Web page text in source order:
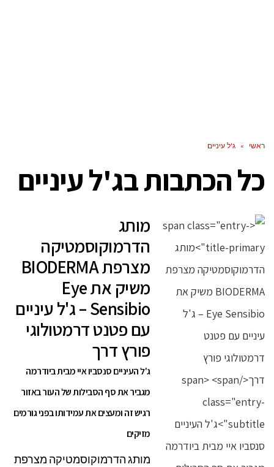
ראשי » ג'ל עיניים
כל הכתבות בג'ל עיניים
מותג
הדרמוקוסמטיקה
מצרפת BIODERMA
משיק את Eye
Sensibio – ג'ל עיניים
עם פטנט דרמטולוגי
פורץ דרך
ג'ל העיניים סנסביו איי מבית ביודרמה
מגביר את סף הסבילות של העור באזור
רגיש זה ומעצים את עמידותו בפני גורמים
מזיקים
מותג הדרמוקוסמטיקה מצרפת